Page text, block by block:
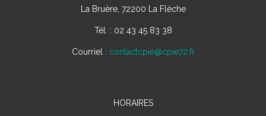
La Bruère, 72200 La Flèche
Tél. : 02 43 45 83 38
Courriel : contactcpie@cpie72.fr
HORAIRES